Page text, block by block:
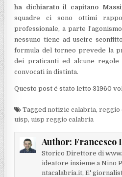
ha dichiarato il capitano
squadre ci sono ottimi
professionale, a parte
nessuno tiene ad uscire
formula del torneo prevede la
dei praticanti ed alcune regole
convocati in distinta.
Questo post é stato letto 31960
Tagged notizie calabria,reggio
uisp, uisp reggio calabria
Author: Francesco
Storico Direttore di
ideatore insieme a Nino
ntacalabria.it, E'